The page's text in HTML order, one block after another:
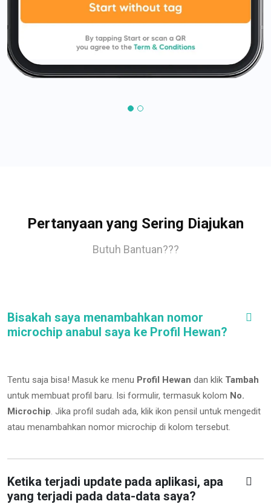
Pertanyaan yang Sering Diajukan
Butuh Bantuan???
Bisakah saya menambahkan nomor
microchip anabul saya ke Profil Hewan?
Tentu saja bisa! Masuk ke menu Profil Hewan dan klik Tambah
untuk membuat profil baru. Isi formulir, termasuk kolom No.
Microchip. Jika profil sudah ada, klik ikon pensil untuk mengedit
atau menambahkan nomor microchip di kolom tersebut.
Ketika terjadi update pada aplikasi, apa
yang terjadi pada data-data saya?